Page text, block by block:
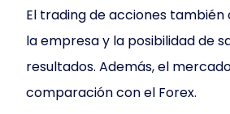
El trading de acciones
la empresa y la posibilidad de
resultados. Además, el
comparación con el Forex.